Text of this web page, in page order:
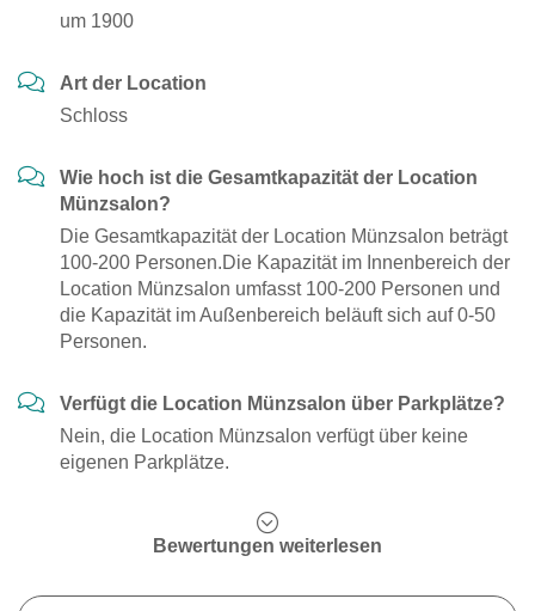
um 1900
Art der Location
Schloss
Wie hoch ist die Gesamtkapazität der Location
Münzsalon?
Die Gesamtkapazität der Location Münzsalon beträgt
100-200 Personen.Die Kapazität im Innenbereich der
Location Münzsalon umfasst 100-200 Personen und
die Kapazität im Außenbereich beläuft sich auf 0-50
Personen.
Verfügt die Location Münzsalon über Parkplätze?
Nein, die Location Münzsalon verfügt über keine
eigenen Parkplätze.
Bewertungen weiterlesen